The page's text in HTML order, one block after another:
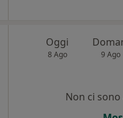
Oggi
8 Ago 9 Ago
Non ci